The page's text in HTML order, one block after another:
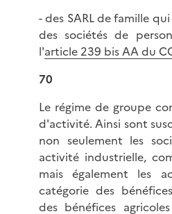
- des SARL de famille
des sociétés de
l'article 239 bis AA du
70
Le régime de groupe
d'activité. Ainsi sont
non seulement les
activité industrielle,
mais également les
catégorie des
des bénéfices